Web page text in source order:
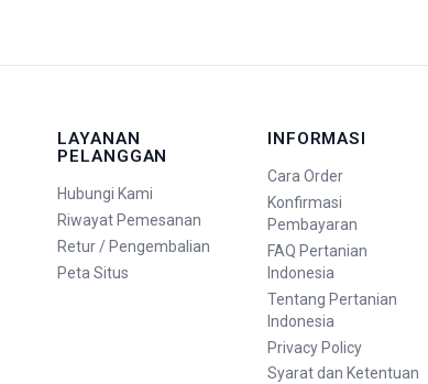
LAYANAN
PELANGGAN
Hubungi Kami
Riwayat Pemesanan
Retur / Pengembalian
Peta Situs
INFORMASI
Cara Order
Konfirmasi
Pembayaran
FAQ Pertanian
Indonesia
Tentang Pertanian
Indonesia
Privacy Policy
Syarat dan Ketentuan